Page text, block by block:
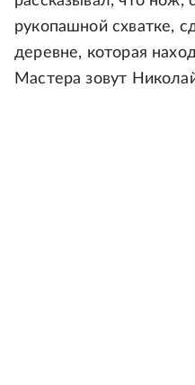
рукопашной схватке,
деревне, которая
Мастера зовут